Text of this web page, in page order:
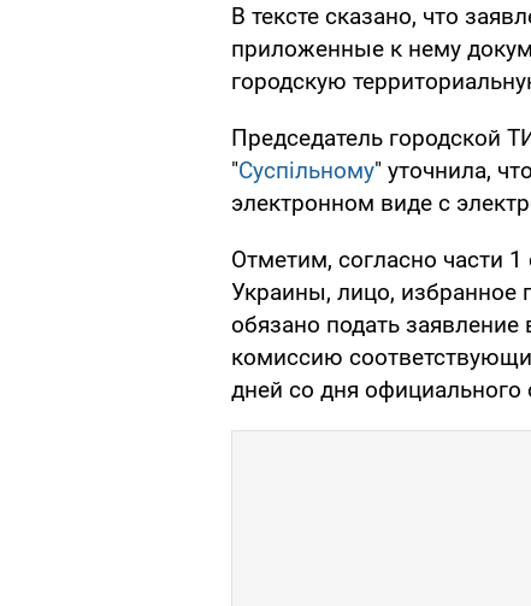
В тексте сказано, что
приложенные к нему
городскую
Председатель городской
"Суспільному" уточнила,
электронном виде с
Отметим, согласно части
Украины, лицо, избранное
обязано подать
комиссию
дней со дня официального